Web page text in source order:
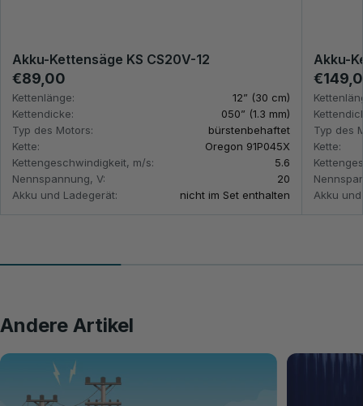
Akku-Kettensäge KS CS20V-12
€89,00
Kettenlänge:
12” (30 cm)
Kettendicke:
050” (1.3 mm)
Typ des Motors:
bürstenbehaftet
Kette:
Oregon 91P045X
Kettengeschwindigkeit, m/s:
5.6
Nennspannung, V:
20
Akku und Ladegerät:
nicht im Set enthalten
Akku-
Typ des
Kette:
Akku
Andere Artikel